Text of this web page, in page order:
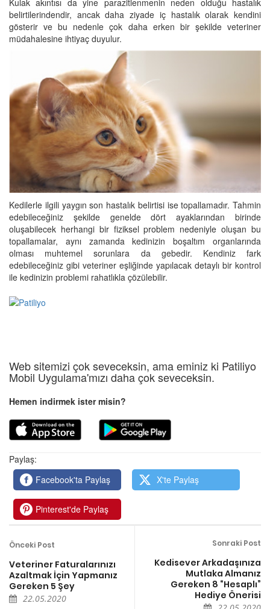
Kulak akıntısı da yine parazitlenmenin neden olduğu hastalık
belirtilerindendir, ancak daha ziyade iç hastalık olarak kendini
gösterir ve bu nedenle çok daha erken bir şekilde veteriner
müdahalesine ihtiyaç duyulur.
Kedilerle ilgili yaygın son hastalık belirtisi ise topallamadır. Tahmin
edebileceğiniz şekilde genelde dört ayaklarından birinde
oluşabilecek herhangi bir fiziksel problem nedeniyle oluşan bu
topallamalar, aynı zamanda kedinizin boşaltım organlarında
olması muhtemel sorunlara da gebedir. Kendiniz fark
edebileceğiniz gibi veteriner eşliğinde yapılacak detaylı bir kontrol
ile kedinizin problemi rahatlıkla çözülebilir.
Web sitemizi çok seveceksin, ama eminiz ki Patiliyo
Mobil Uygulama'mızı daha çok seveceksin.
Hemen indirmek ister misin?
Paylaş:
Facebook'ta Paylaş
X'te Paylaş
Pinterest'de Paylaş
Önceki Post
Veteriner Faturalarınızı
Azaltmak İçin Yapmanız
Gereken 5 Şey
22.05.2020
Sonraki Post
Kedisever Arkadaşınıza
Mutlaka Almanız
Gereken 8 “Hesaplı”
Hediye Önerisi